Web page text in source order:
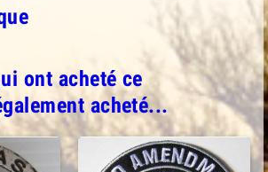
ont acheté ce
acheté...